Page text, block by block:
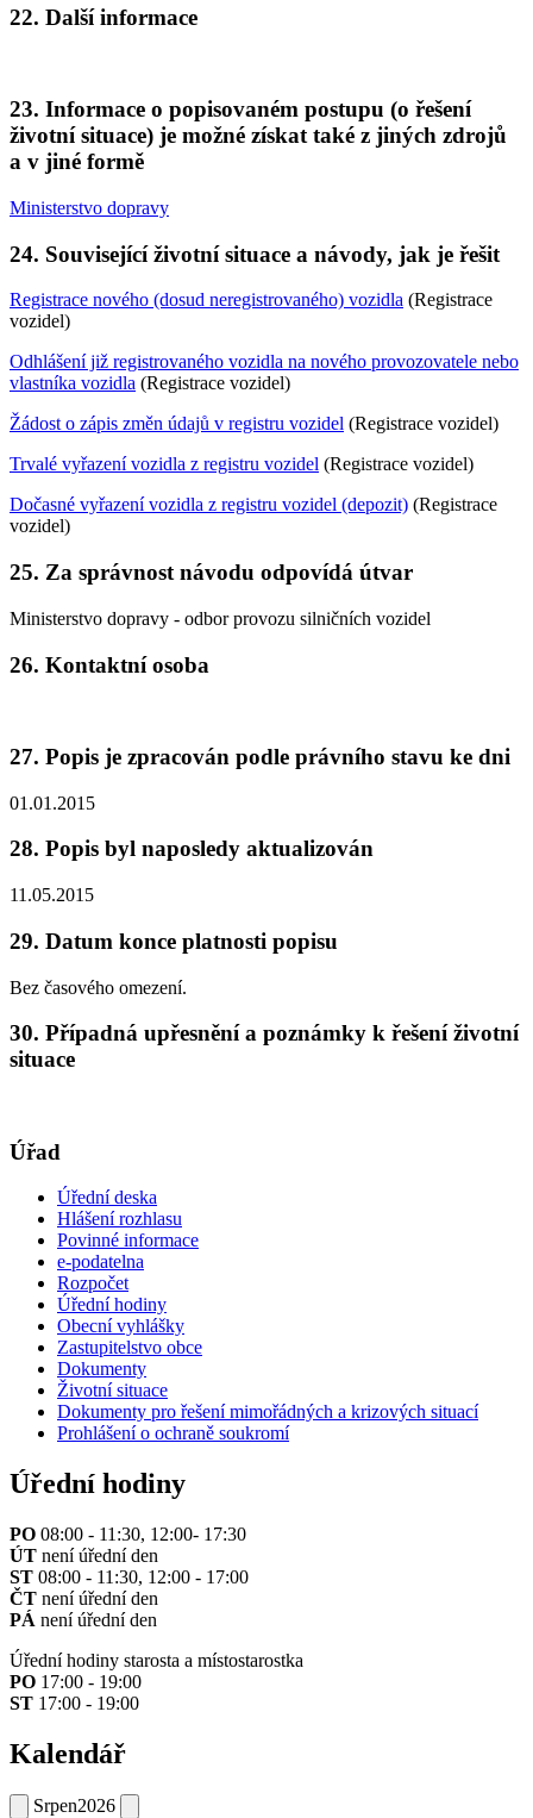
22. Další informace
23. Informace o popisovaném postupu (o řešení
životní situace) je možné získat také z jiných zdrojů
a v jiné formě
Ministerstvo dopravy
24. Související životní situace a návody, jak je řešit
Registrace nového (dosud neregistrovaného) vozidla (Registrace
vozidel)
Odhlášení již registrovaného vozidla na nového provozovatele nebo
vlastníka vozidla (Registrace vozidel)
Žádost o zápis změn údajů v registru vozidel (Registrace vozidel)
Trvalé vyřazení vozidla z registru vozidel (Registrace vozidel)
Dočasné vyřazení vozidla z registru vozidel (depozit) (Registrace
vozidel)
25. Za správnost návodu odpovídá útvar
Ministerstvo dopravy - odbor provozu silničních vozidel
26. Kontaktní osoba
27. Popis je zpracován podle právního stavu ke dni
01.01.2015
28. Popis byl naposledy aktualizován
11.05.2015
29. Datum konce platnosti popisu
Bez časového omezení.
30. Případná upřesnění a poznámky k řešení životní
situace
Úřad
Úřední deska
Hlášení rozhlasu
Povinné informace
e-podatelna
Rozpočet
Úřední hodiny
Obecní vyhlášky
Zastupitelstvo obce
Dokumenty
Životní situace
Dokumenty pro řešení mimořádných a krizových situací
Prohlášení o ochraně soukromí
Úřední hodiny
PO 08:00 - 11:30, 12:00- 17:30
ÚT není úřední den
ST 08:00 - 11:30, 12:00 - 17:00
ČT není úřední den
PÁ není úřední den
Úřední hodiny starosta a místostarostka
PO 17:00 - 19:00
ST 17:00 - 19:00
Kalendář
Srpen2026